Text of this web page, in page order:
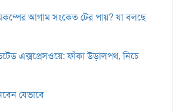
আগাম সংকেত টের পায়? যা বলছে
এক্সপ্রেসওয়ে: ফাঁকা উড়ালপথ, নিচে
যেভাবে